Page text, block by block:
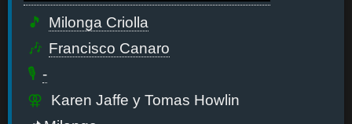
Milonga Criolla
Francisco Canaro
-
Karen Jaffe y Tomas Howlin